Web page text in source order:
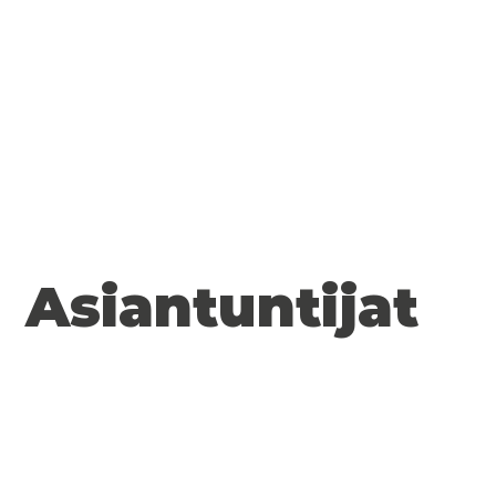
Asiantuntijat